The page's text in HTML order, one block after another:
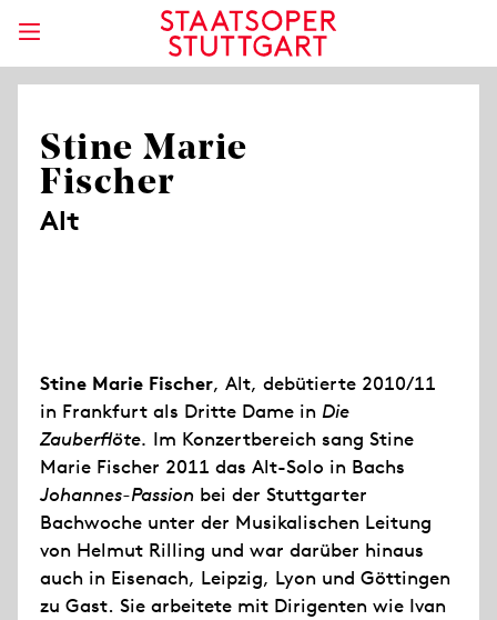
Stine Marie
Fischer
Alt
Stine Marie Fischer, Alt, debütierte 2010/11
in Frankfurt als Dritte Dame in Die
Zauberflöte. Im Konzertbereich sang Stine
Marie Fischer 2011 das Alt-Solo in Bachs
Johannes-Passion bei der Stuttgarter
Bachwoche unter der Musikalischen Leitung
von Helmut Rilling und war darüber hinaus
auch in Eisenach, Leipzig, Lyon und Göttingen
zu Gast. Sie arbeitete mit Dirigenten wie Ivan